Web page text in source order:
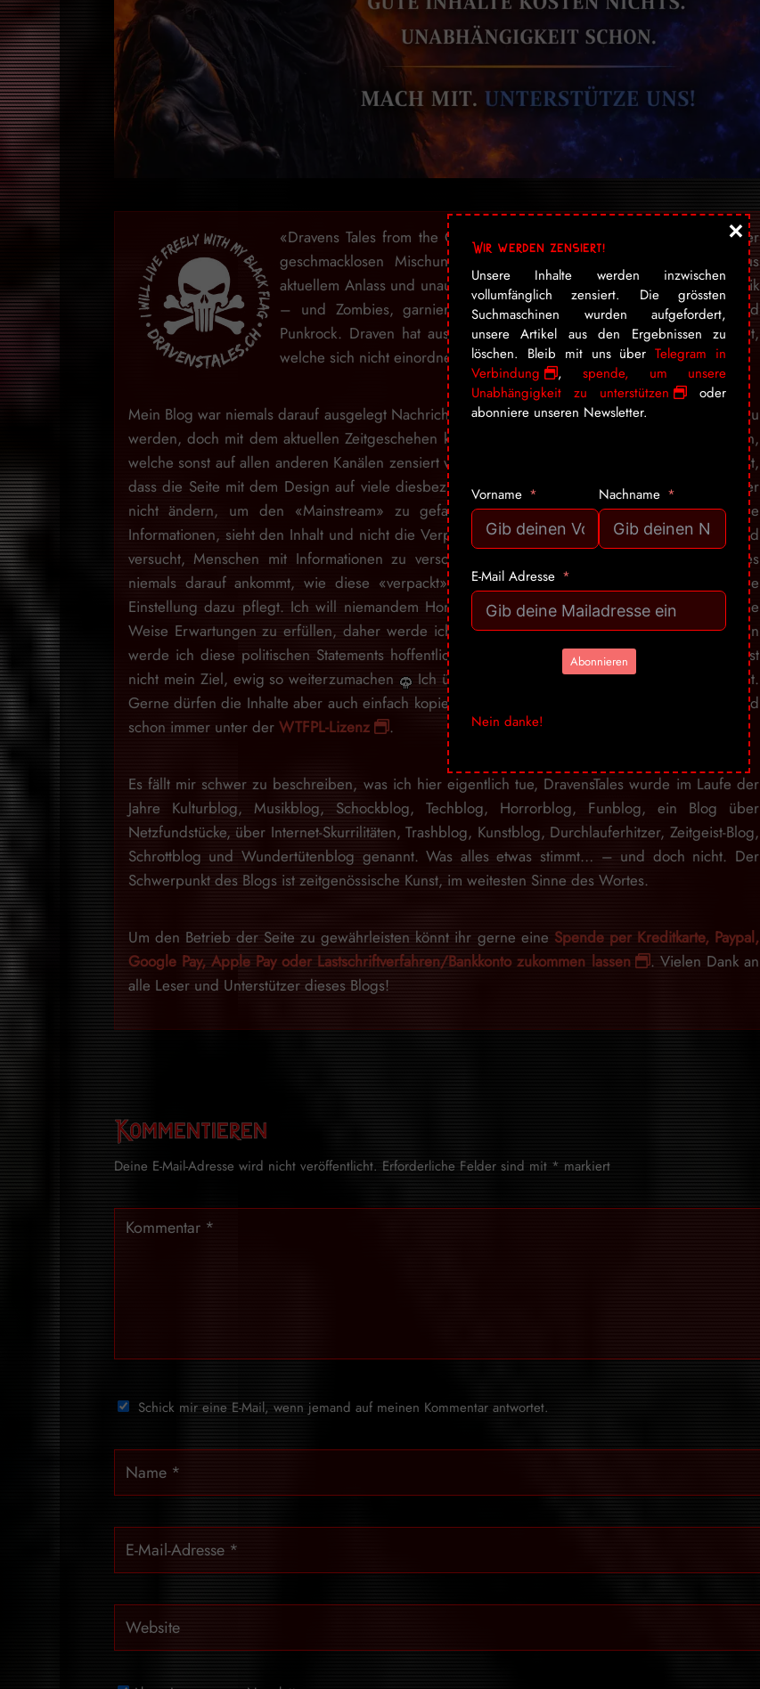
«Dravens Tales from the Crypt» bezaubert seit über 15 Jahren mit einer
geschmacklosen Mischung aus Humor, seriösem Journalismus – aus
aktuellem Anlass und unausgewogener Berichterstattung der Presse Politik
– und Zombies, garniert mit jeder Menge Kunst, Entertainment und
Punkrock. Draven hat aus seinem Hobby eine beliebte Marke gemacht,
welche sich nicht einordnen lässt.
Mein Blog war niemals darauf ausgelegt Nachrichten zu verbreiten, geschweige denn politisch zu
werden, doch mit dem aktuellen Zeitgeschehen kann ich einfach nicht anders, als Informationen,
welche sonst auf allen anderen Kanälen zensiert werden, hier festzuhalten. Mir ist dabei bewusst,
dass die Seite mit dem Design auf viele diesbezüglich nicht «seriös» wirkt, ich werde dies aber
nicht ändern, um den «Mainstream» zu gefallen. Wer offen ist, für nicht staatskonforme
Informationen, sieht den Inhalt und nicht die Verpackung. Ich habe die letzten 2 Jahre genügend
versucht, Menschen mit Informationen zu versorgen, dabei jedoch schnell bemerkt, dass es
niemals darauf ankommt, wie diese «verpackt» sind, sondern was das Gegenüber für eine
Einstellung dazu pflegt. Ich will niemandem Honig ums Maul schmieren, um auf irgendwelche
Weise Erwartungen zu erfüllen, daher werde ich dieses Design beibehalten, denn irgendwann
werde ich diese politischen Statements hoffentlich auch wieder sein lassen können, denn es ist
nicht mein Ziel, ewig so weiterzumachen
Ich überlasse es jedem selbst, wie er damit umgeht.
Gerne dürfen die Inhalte aber auch einfach kopiert und weiterverbreitet werden, mein Blog stand
schon immer unter der WTFPL-Lizenz .
Es fällt mir schwer zu beschreiben, was ich hier eigentlich tue, DravensTales wurde im Laufe der
Jahre Kulturblog, Musikblog, Schockblog, Techblog, Horrorblog, Funblog, ein Blog über
Netzfundstücke, über Internet-Skurrilitäten, Trashblog, Kunstblog, Durchlauferhitzer, Zeitgeist-Blog,
Schrottblog und Wundertütenblog genannt. Was alles etwas stimmt… – und doch nicht. Der
Schwerpunkt des Blogs ist zeitgenössische Kunst, im weitesten Sinne des Wortes.
Um den Betrieb der Seite zu gewährleisten könnt ihr gerne eine Spende per Kreditkarte, Paypal,
Google Pay, Apple Pay oder Lastschriftverfahren/Bankkonto zukommen lassen
. Vielen Dank an
alle Leser und Unterstützer dieses Blogs!
Kommentieren
Deine E-Mail-Adresse wird nicht veröffentlicht. Erforderliche Felder sind mit * markiert
Schick mir eine E-Mail, wenn jemand auf meinen Kommentar antwortet.
Wir werden zensiert!
Unsere Inhalte werden inzwischen
vollumfänglich zensiert. Die grössten
Suchmaschinen wurden aufgefordert,
unsere Artikel aus den Ergebnissen zu
löschen. Bleib mit uns überTelegram in
Verbindung
, spende, um unsere
Unabhängigkeit zu unterstützen
oder
abonniere unseren Newsletter.
Vorname Nachname
E-Mail Adresse
Abonnieren
Nein danke!
×